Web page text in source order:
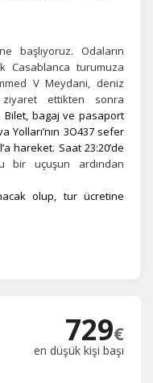
başlıyoruz. Odaların
Casablanca turumuza
V Meydani, deniz
ziyaret ettikten sonra
Bilet, bagaj ve pasaport
Yolları’nın 3O437 sefer
hareket. Saat 23:20’de
bir uçuşun ardından
olup, tur ücretine
729€
en düşük kişi başı